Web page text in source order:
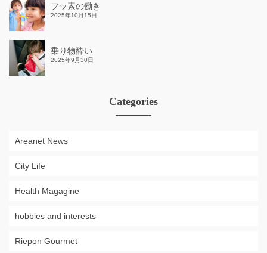
フッ素の働き
2025年10月15日
乗り物酔い
2025年9月30日
Categories
Areanet News
City Life
Health Magagine
hobbies and interests
Riepon Gourmet